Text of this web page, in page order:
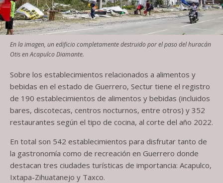
En la imagen, un edificio completamente destruido por el paso del huracán
Otis en Acapulco Diamante.
Sobre los establecimientos relacionados a alimentos y
bebidas en el estado de Guerrero, Sectur tiene el registro
de 190 establecimientos de alimentos y bebidas (incluidos
bares, discotecas, centros nocturnos, entre otros) y 352
restaurantes según el tipo de cocina, al corte del año 2022.
En total son 542 establecimientos para disfrutar tanto de
la gastronomía como de recreación en Guerrero donde
destacan tres ciudades turísticas de importancia: Acapulco,
Ixtapa-Zihuatanejo y Taxco.